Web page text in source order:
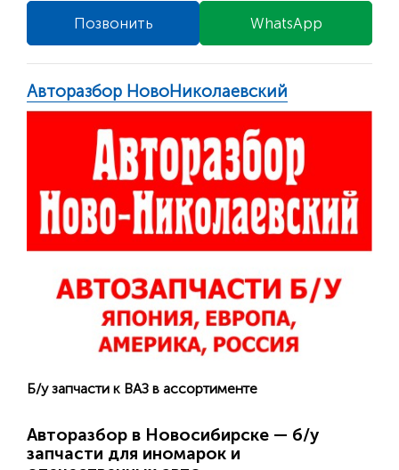
WhatsApp
Позвонить
Авторазбор НовоНиколаевский
Б/у запчасти к ВАЗ в ассортименте
Авторазбор в Новосибирске — б/у
запчасти для иномарок и